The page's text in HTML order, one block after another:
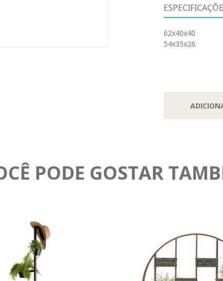
62x40x40
54x35x26
PODE GOSTAR